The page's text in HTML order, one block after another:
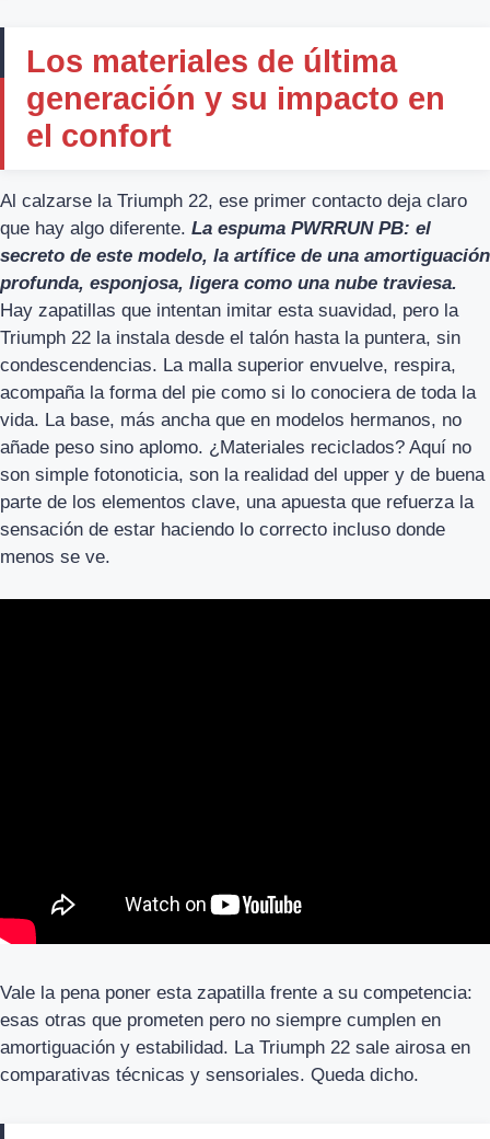
Los materiales de última
generación y su impacto en
el confort
Al calzarse la Triumph 22, ese primer contacto deja claro
que hay algo diferente. La espuma PWRRUN PB: el
secreto de este modelo, la artífice de una amortiguación
profunda, esponjosa, ligera como una nube traviesa.
Hay zapatillas que intentan imitar esta suavidad, pero la
Triumph 22 la instala desde el talón hasta la puntera, sin
condescendencias. La malla superior envuelve, respira,
acompaña la forma del pie como si lo conociera de toda la
vida. La base, más ancha que en modelos hermanos, no
añade peso sino aplomo. ¿Materiales reciclados? Aquí no
son simple fotonoticia, son la realidad del upper y de buena
parte de los elementos clave, una apuesta que refuerza la
sensación de estar haciendo lo correcto incluso donde
menos se ve.
Vale la pena poner esta zapatilla frente a su competencia:
esas otras que prometen pero no siempre cumplen en
amortiguación y estabilidad. La Triumph 22 sale airosa en
comparativas técnicas y sensoriales. Queda dicho.